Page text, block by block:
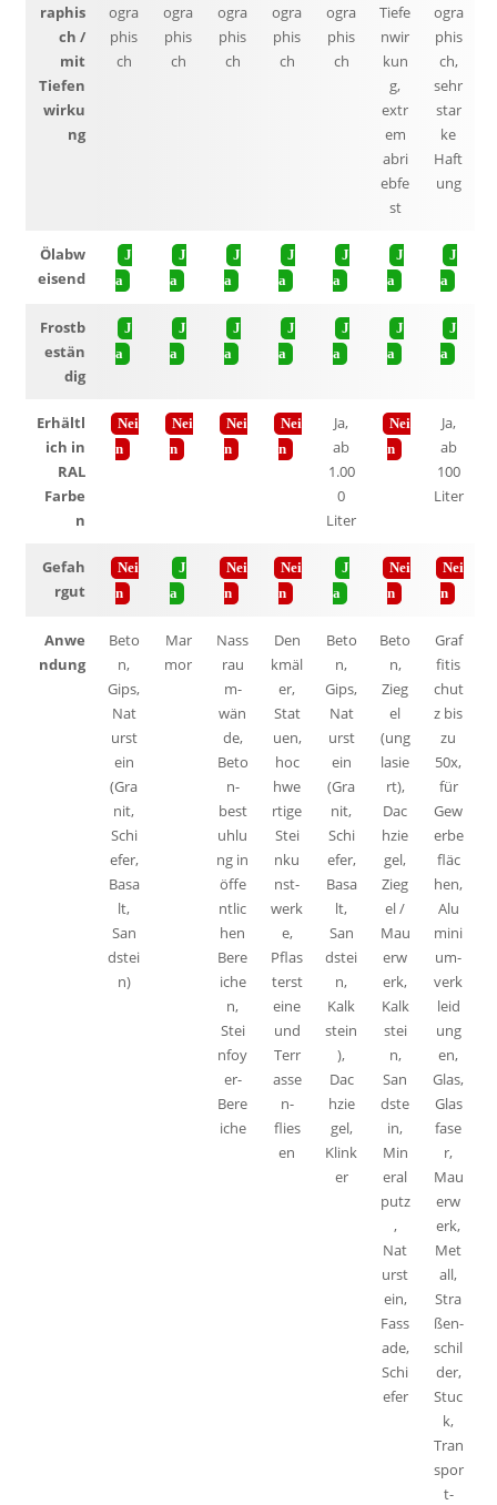
raphis
ch /
mit
Tiefen
wirku
ng
ogra
phis
ch
ogra
phis
ch
ogra
phis
ch
ogra
phis
ch
ogra
phis
ch
Tiefe
nwir
kun
g,
extr
em
abri
ebfe
st
ogra
phis
ch,
sehr
star
ke
Haft
ung
Ölabw
eisend
J
a
J
a
J
a
J
a
J
a
J
a
J
a
Frostb
estän
dig
J
a
J
a
J
a
J
a
J
a
J
a
J
a
Erhältl
ich in
RAL
Farbe
n
Nei
n
Nei
n
Nei
n
Nei
n
Ja,
ab
1.00
0
Liter
Nei
n
Ja,
ab
100
Liter
Gefah
rgut
Nei
n
J
a
Nei
n
Nei
n
J
a
Nei
n
Nei
n
Anwe
ndung
Beto
n,
Gips,
Nat
urst
ein
(Gra
nit,
Schi
efer,
Basa
lt,
San
dstei
n)
Mar
mor
Nass
rau
m-
wän
de,
Beto
n-
best
uhlu
ng in
öffe
ntlic
hen
Bere
iche
n,
Stei
nfoy
er-
Bere
iche
Den
kmäl
er,
Stat
uen,
hoc
hwe
rtige
Stei
nku
nst-
werk
e,
Pflas
terst
eine
und
Terr
asse
n-
flies
en
Beto
n,
Gips,
Nat
urst
ein
(Gra
nit,
Schi
efer,
Basa
lt,
San
dstei
n,
Kalk
stein
),
Dac
hzie
gel,
Klink
er
Beto
n,
Zieg
el
(ung
lasie
rt),
Dac
hzie
gel,
Zieg
el /
Mau
erw
erk,
Kalk
stei
n,
San
dste
in,
Min
eral
putz
,
Nat
urst
ein,
Fass
ade,
Schi
efer
Graf
fitis
chut
z bis
zu
50x,
für
Gew
erbe
fläc
hen,
Alu
mini
um-
verk
leid
ung
en,
Glas,
Glas
fase
r,
Mau
erw
erk,
Met
all,
Stra
ßen-
schil
der,
Stuc
k,
Tran
spor
t-